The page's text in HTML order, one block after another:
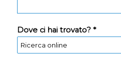
Dove ci hai trovato? *